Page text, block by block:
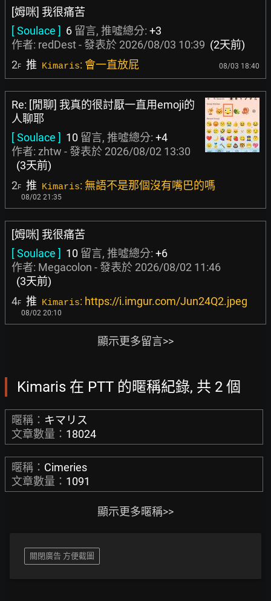
[姆咪] 我很痛苦
[ Soulace ] 6 留言, 推噓總分: +3
作者: redDest- 發表於 2026/08/03 10:39 (2天前)
2F 推 Kimaris: 會一直放屁 08/03 18:40
Re: [閒聊] 我真的很討厭一直用emoji的
人聊耶
[ Soulace ] 10 留言, 推噓總分: +4
作者: zhtw - 發表於 2026/08/02 13:30
(3天前)
2F 推 Kimaris: 無語不是那個沒有嘴巴的嗎
08/02 21:35
[姆咪] 我很痛苦
[ Soulace ] 10 留言, 推噓總分: +6
作者: Megacolon - 發表於 2026/08/02 11:46
(3天前)
4F 推 Kimaris: https://i.imgur.com/Jun24Q2.jpeg
08/02 20:10
顯示更多留言>>
Kimaris 在 PTT 的暱稱紀錄, 共 2 個
暱稱： キマリス
文章數量： 18024
暱稱： Cimeries
文章數量： 1091
顯示更多暱稱>>
關閉廣告 方便截圖